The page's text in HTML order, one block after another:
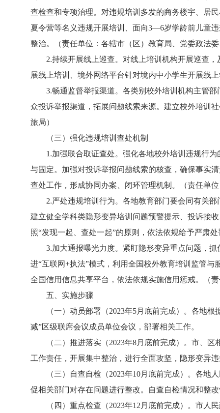
查检查和专项治理。对违规培训多发的商务楼宇、居
夏令营等名义违规开展培训、面向3—6岁学龄前儿童
整治。（责任单位：各辖市（区）教育局、党委政法
2.持续开展线上巡查。对线上培训机构开展巡查，
展线上培训、境外网络平台针对境内中小学生开展线
3.畅通监督举报渠道。各类别校外培训机构主管部
众投诉举报渠道，拓展问题线索来源。建立校外培训
旅局）
（三）强化违规培训查处机制
1.加强联合取证查处。强化各地校外培训违规行为
与固定。加强对投诉举报问题线索的核查，确保事实
查处工作，形成协同办案、闭环管理机制。（责任单
2.严处违规培训行为。各地教育部门要会同有关部
建立健全学科类隐形变异培训问题预警提示、投诉接
照“发现一起、查处一起”的原则，依法依规给予严肃
3.加大通报曝光力度。紧盯隐形变异重点问题，抓
进“互联网+执法”模式，利用全国校外教育培训监管
全国信用信息共享平台，依法依规实施信用惩戒。（
五、实施步骤
（一）动员部署（2023年5月底前完成）。各地根
减”区级联席会议成员单位会议，部署相关工作。
（二）推进落实（2023年8月底前完成）。市、区
工作责任，开展集中整治，进行全面攻坚，隐形变异
（三）自查自检（2023年10月底前完成）。各地人
促相关部门对存在问题进行整改。自查自检情况和整
（四）重点检查（2023年12月底前完成）。市人民